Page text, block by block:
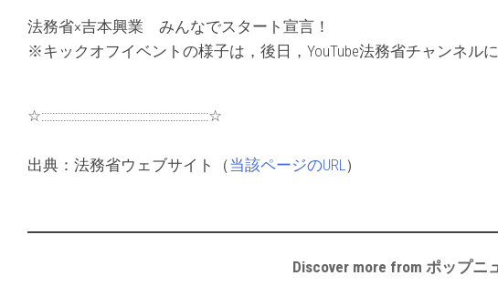
法務省×吉本興業 みんなでスタート宣言！
※キックオフイベントの様子は，後日，YouTube法務省チャンネル
☆:::::::::::::::::::::::::::::::::::::::::::::::::::::::::::::☆
出典：法務省ウェブサイト（当該ページのURL）
Discover more from ポップニ